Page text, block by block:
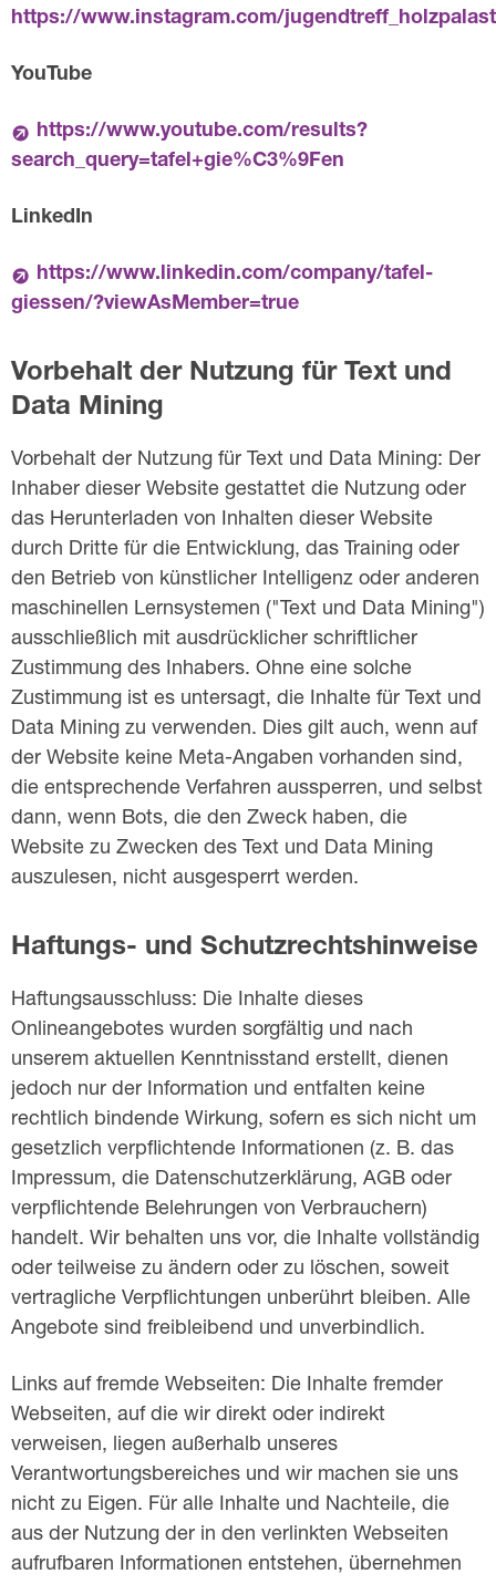
https://www.instagram.com/
YouTube
https://www.youtube.com/results?
search_query=tafel+gie%C3%9Fen
LinkedIn
https://www.linkedin.com/company/tafel-
giessen/?viewAsMember=true
Vorbehalt der Nutzung für Text und
Data Mining
Vorbehalt der Nutzung für Text und Data Mining: Der
Inhaber dieser Website gestattet die Nutzung oder
das Herunterladen von Inhalten dieser Website
durch Dritte für die Entwicklung, das Training oder
den Betrieb von künstlicher Intelligenz oder anderen
maschinellen Lernsystemen ("Text und Data Mining")
ausschließlich mit ausdrücklicher schriftlicher
Zustimmung des Inhabers. Ohne eine solche
Zustimmung ist es untersagt, die Inhalte für Text und
Data Mining zu verwenden. Dies gilt auch, wenn auf
der Website keine Meta-Angaben vorhanden sind,
die entsprechende Verfahren aussperren, und selbst
dann, wenn Bots, die den Zweck haben, die
Website zu Zwecken des Text und Data Mining
auszulesen, nicht ausgesperrt werden.
Haftungs- und Schutzrechtshinweise
Haftungsausschluss: Die Inhalte dieses
Onlineangebotes wurden sorgfältig und nach
unserem aktuellen Kenntnisstand erstellt, dienen
jedoch nur der Information und entfalten keine
rechtlich bindende Wirkung, sofern es sich nicht um
gesetzlich verpflichtende Informationen (z. B. das
Impressum, die Datenschutzerklärung, AGB oder
verpflichtende Belehrungen von Verbrauchern)
handelt. Wir behalten uns vor, die Inhalte vollständig
oder teilweise zu ändern oder zu löschen, soweit
vertragliche Verpflichtungen unberührt bleiben. Alle
Angebote sind freibleibend und unverbindlich.
Links auf fremde Webseiten: Die Inhalte fremder
Webseiten, auf die wir direkt oder indirekt
verweisen, liegen außerhalb unseres
Verantwortungsbereiches und wir machen sie uns
nicht zu Eigen. Für alle Inhalte und Nachteile, die
aus der Nutzung der in den verlinkten Webseiten
aufrufbaren Informationen entstehen, übernehmen